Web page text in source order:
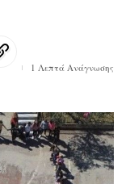
1 Λεπτά Ανάγνωσης